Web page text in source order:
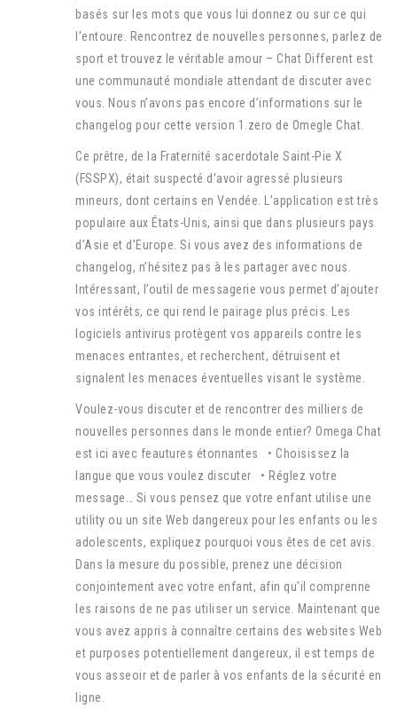
basés sur les mots que vous lui donnez ou sur ce qui
l’entoure. Rencontrez de nouvelles personnes, parlez de
sport et trouvez le véritable amour – Chat Different est
une communauté mondiale attendant de discuter avec
vous. Nous n’avons pas encore d’informations sur le
changelog pour cette version 1.zero de Omegle Chat.
Ce prêtre, de la Fraternité sacerdotale Saint-Pie X
(FSSPX), était suspecté d’avoir agressé plusieurs
mineurs, dont certains en Vendée. L’application est très
populaire aux États-Unis, ainsi que dans plusieurs pays
d’Asie et d’Europe. Si vous avez des informations de
changelog, n’hésitez pas à les partager avec nous.
Intéressant, l’outil de messagerie vous permet d’ajouter
vos intérêts, ce qui rend le pairage plus précis. Les
logiciels antivirus protègent vos appareils contre les
menaces entrantes, et recherchent, détruisent et
signalent les menaces éventuelles visant le système.
Voulez-vous discuter et de rencontrer des milliers de
nouvelles personnes dans le monde entier? Omega Chat
est ici avec feautures étonnantes • Choisissez la
langue que vous voulez discuter • Réglez votre
message… Si vous pensez que votre enfant utilise une
utility ou un site Web dangereux pour les enfants ou les
adolescents, expliquez pourquoi vous êtes de cet avis.
Dans la mesure du possible, prenez une décision
conjointement avec votre enfant, afin qu’il comprenne
les raisons de ne pas utiliser un service. Maintenant que
vous avez appris à connaître certains des websites Web
et purposes potentiellement dangereux, il est temps de
vous asseoir et de parler à vos enfants de la sécurité en
ligne.